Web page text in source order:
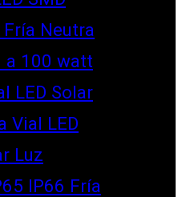
Fría Neutra
a 100 watt
LED Solar
Vial LED
Luz
IP66 Fría